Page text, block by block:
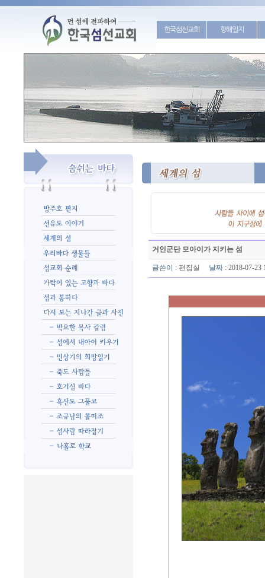
한국섬선교회 항해일지
거인군단 모아이가 지키는 섬
글쓴이 : 편집실 날짜: 2018-07-